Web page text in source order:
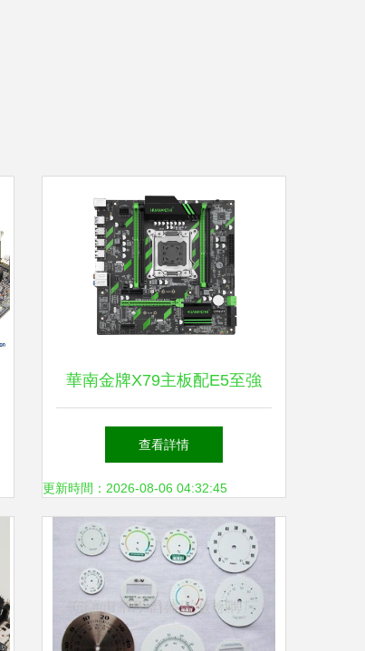
華南金牌X79主板配E5至強
CPU 性價比電競工作站的全
新選擇
查看詳情
更新時間：2026-08-06 04:32:45